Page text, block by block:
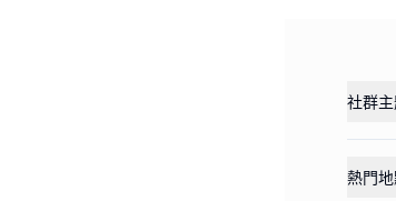
社群
熱門